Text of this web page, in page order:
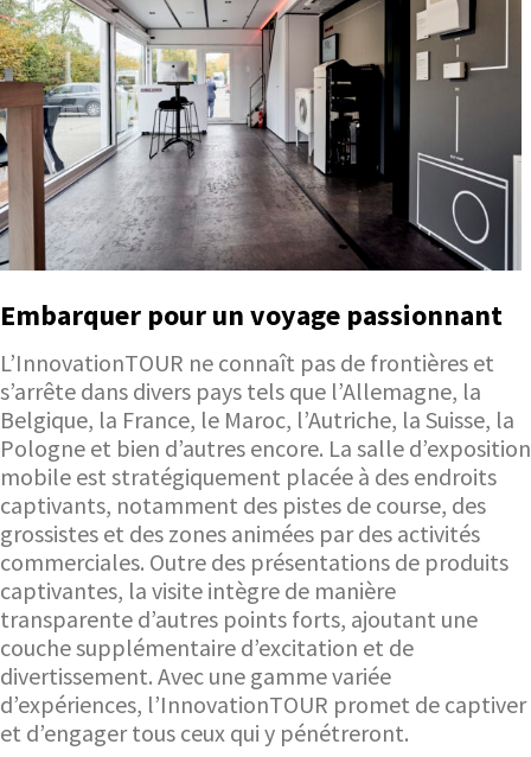
Embarquer pour un voyage passionnant
L’InnovationTOUR ne connaît pas de frontières et
s’arrête dans divers pays tels que l’Allemagne, la
Belgique, la France, le Maroc, l’Autriche, la Suisse, la
Pologne et bien d’autres encore. La salle d’exposition
mobile est stratégiquement placée à des endroits
captivants, notamment des pistes de course, des
grossistes et des zones animées par des activités
commerciales. Outre des présentations de produits
captivantes, la visite intègre de manière
transparente d’autres points forts, ajoutant une
couche supplémentaire d’excitation et de
divertissement. Avec une gamme variée
d’expériences, l’InnovationTOUR promet de captiver
et d’engager tous ceux qui y pénétreront.